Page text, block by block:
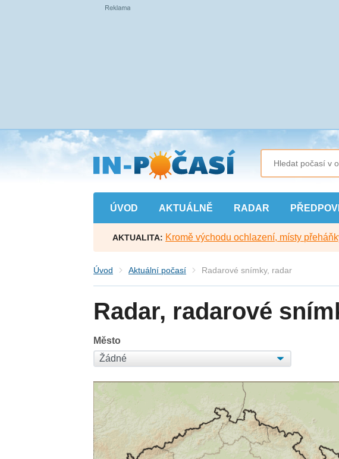
Přejít
na
hlavní
obsah
ÚVOD AKTUÁLNĚ RADAR
AKTUALITA: Kromě východu ochlazení, místy
Úvod Aktuální počasí Radarové snímky, radar
Radar, radarové
Město